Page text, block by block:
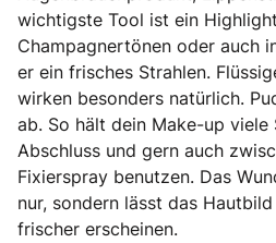
wichtigste Tool ist ein
Champagnertönen oder auch
er ein frisches Strahlen.
wirken besonders natürlich.
ab. So hält dein Make-up viele
Abschluss und gern auch
Fixierspray benutzen. Das
nur, sondern lässt das
frischer erscheinen.